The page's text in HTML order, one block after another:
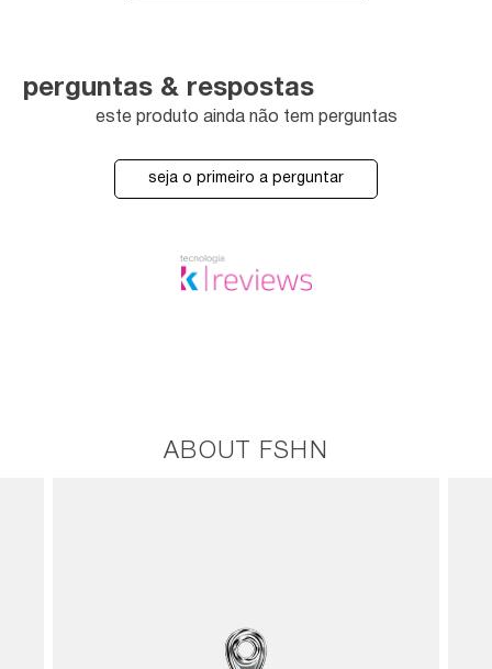
perguntas & respostas
este produto ainda não tem perguntas
seja o primeiro a perguntar
ABOUT FSHN